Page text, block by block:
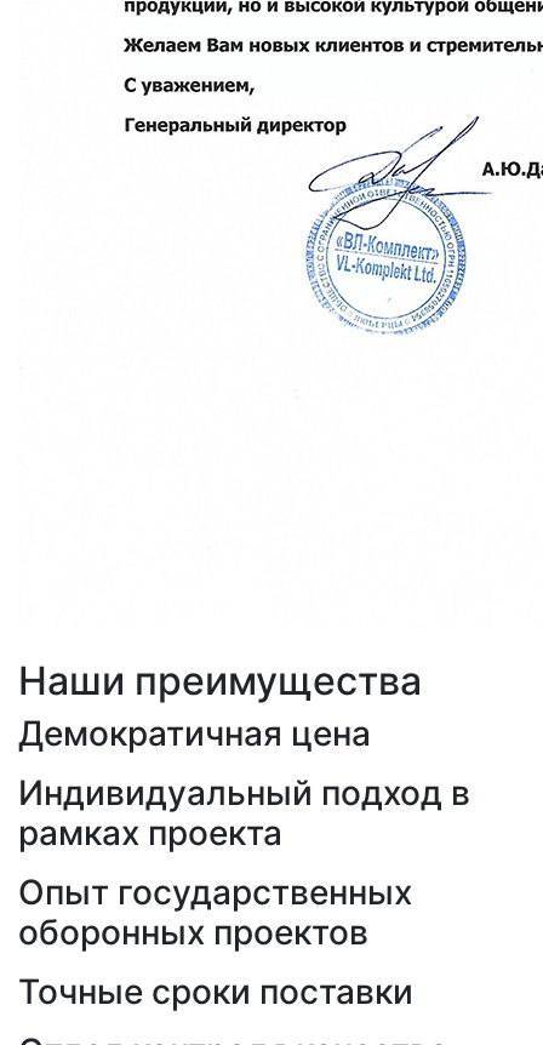
Наши преимущества
Демократичная цена
Индивидуальный подход в
рамках проекта
Опыт государственных
оборонных проектов
Точные сроки поставки